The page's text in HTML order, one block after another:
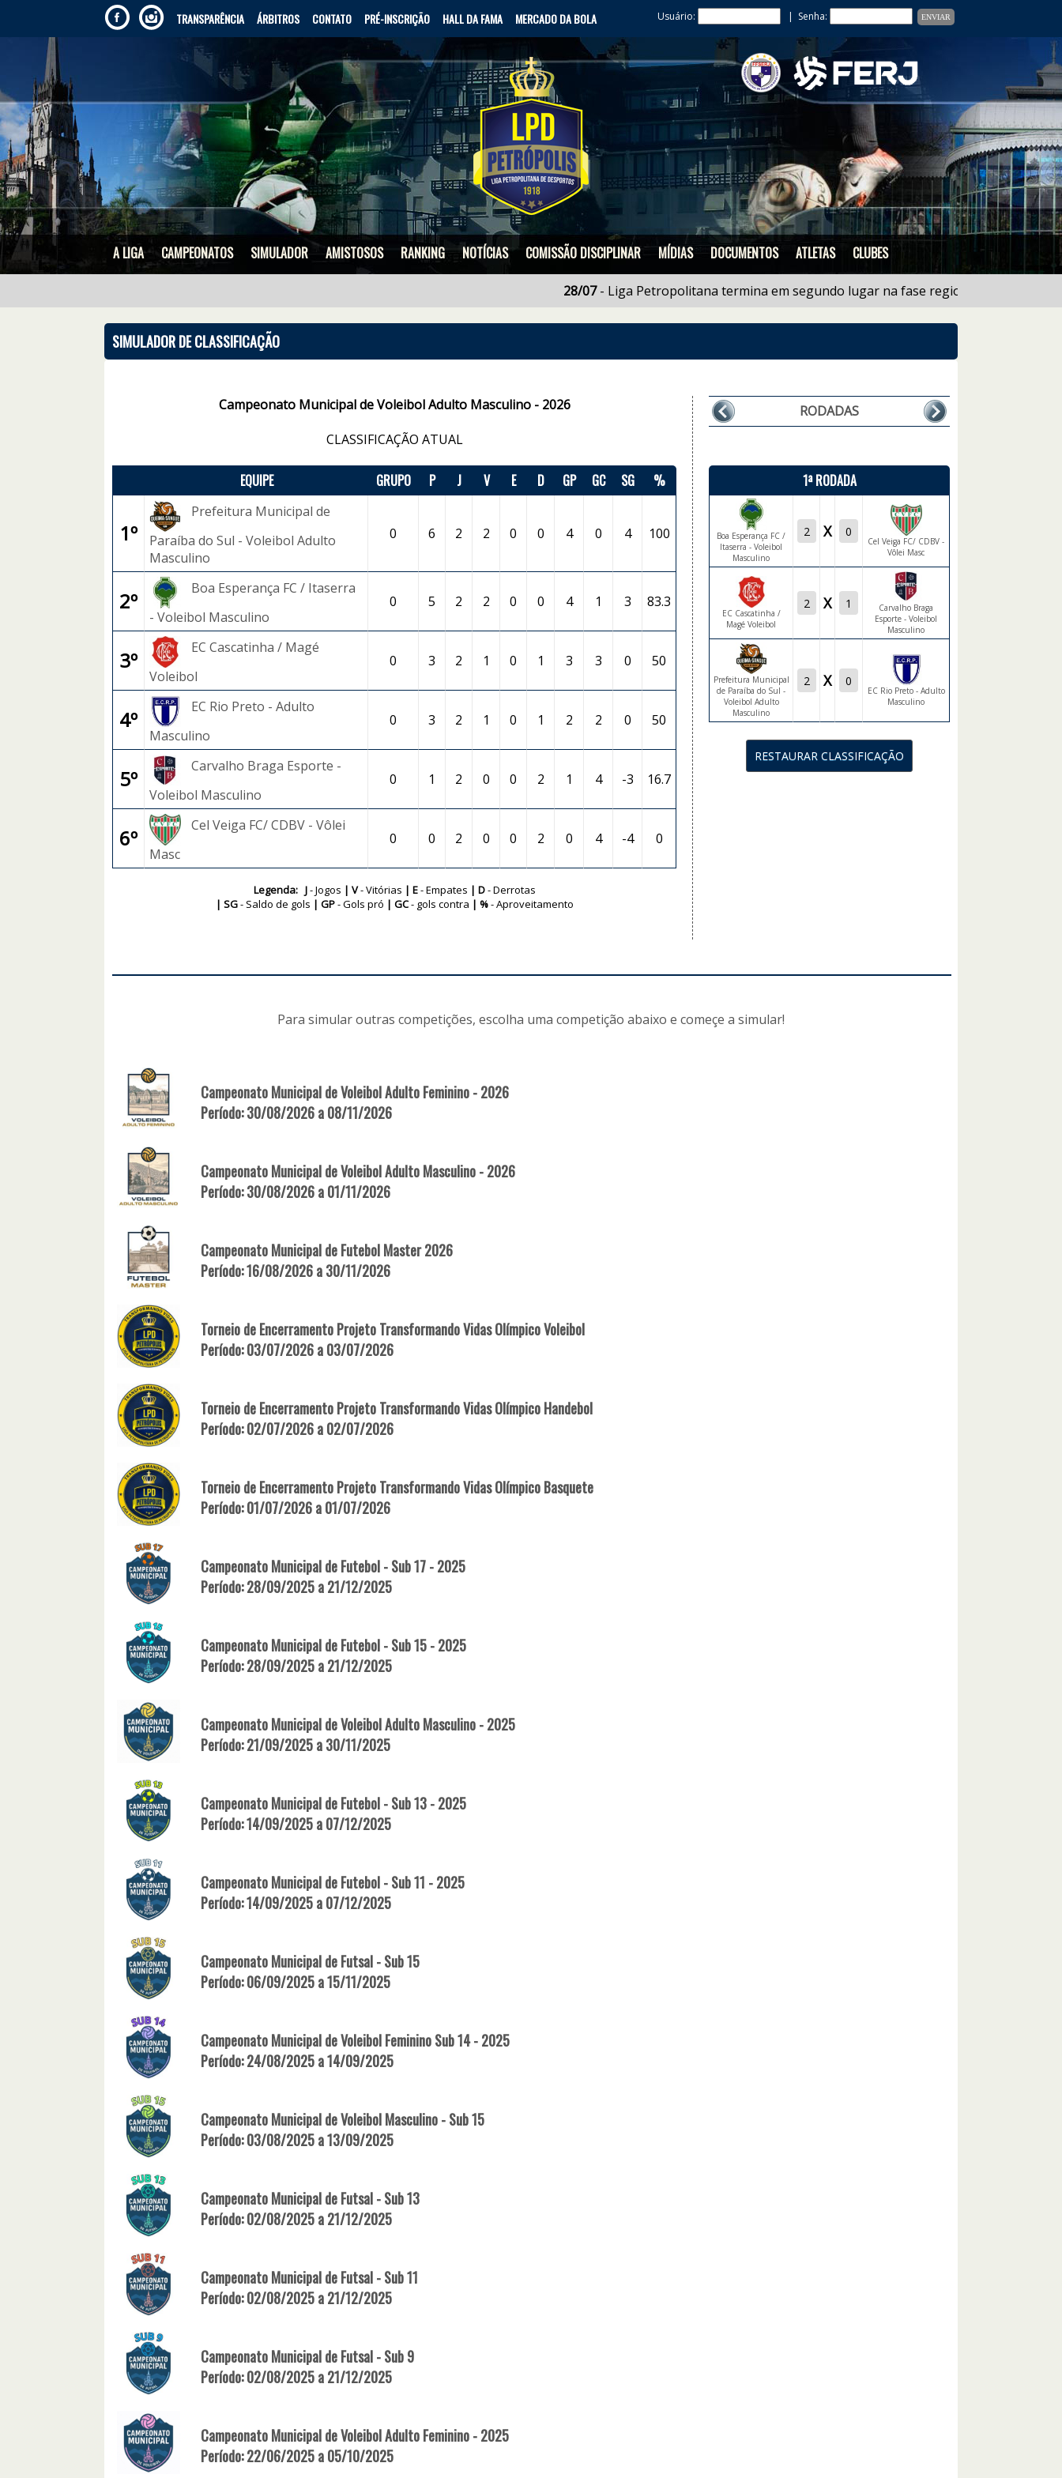
TRANSPARÊNCIA ÁRBITROS CONTATO PRÉ-INSCRIÇÃO HALL DA FAMA MERCADO DA BOLA Usuário: | Senha:
A LIGA CAMPEONATOS SIMULADOR AMISTOSOS RANKING NOTÍCIAS COMISSÃO DISCIPLINAR MÍDIAS DOCUMENTOS ATLETAS CLUBES
- Liga Petropolitana termina em segundo lugar na fase regional do estadual de
SIMULADOR DE CLASSIFICAÇÃO
Campeonato Municipal de Voleibol Adulto Masculino - 2026
CLASSIFICAÇÃO ATUAL
EQUIPE GRUPO P J V E D GP GC SG %
1º
Prefeitura Municipal de
Paraíba do Sul - Voleibol Adulto
Masculino
0 6 2 2 0 0 4 0 4 100
2º
Boa Esperança FC / Itaserra
- Voleibol Masculino
0 5 2 2 0 0 4 1 3 83.3
3º
EC Cascatinha / Magé
Voleibol
0 3 2 1 0 1 3 3 0 50
4º
EC Rio Preto - Adulto
Masculino
0 3 2 1 0 1 2 2 0 50
5º
Carvalho Braga Esporte -
Voleibol Masculino
0 1 2 0 0 2 1 4 -3 16.7
6º
Cel Veiga FC/ CDBV - Vôlei
Masc
0 0 2 0 0 2 0 4 -4 0
Legenda: J- Jogos | V- Vitórias | E- Empates | D- Derrotas
| SG- Saldo de gols | GP- Gols pró | GC- gols contra | %- Aproveitamento
RODADAS
1ª RODADA
Boa Esperança FC /
Itaserra - Voleibol
Masculino
X
Cel Veiga FC/ CDBV -
Vôlei Masc
EC Cascatinha /
Magé Voleibol
X
Carvalho Braga
Esporte - Voleibol
Masculino
Prefeitura Municipal
de Paraíba do Sul -
Voleibol Adulto
Masculino
X
EC Rio Preto - Adulto
Masculino
Para simular outras competições, escolha uma competição abaixo e começe a simular!
Campeonato Municipal de Voleibol Adulto Feminino - 2026
Período: 30/08/2026 a 08/11/2026
Campeonato Municipal de Voleibol Adulto Masculino - 2026
Período: 30/08/2026 a 01/11/2026
Campeonato Municipal de Futebol Master 2026
Período: 16/08/2026 a 30/11/2026
Torneio de Encerramento Projeto Transformando Vidas Olímpico Voleibol
Período: 03/07/2026 a 03/07/2026
Torneio de Encerramento Projeto Transformando Vidas Olímpico Handebol
Período: 02/07/2026 a 02/07/2026
Torneio de Encerramento Projeto Transformando Vidas Olímpico Basquete
Período: 01/07/2026 a 01/07/2026
Campeonato Municipal de Futebol - Sub 17 - 2025
Período: 28/09/2025 a 21/12/2025
Campeonato Municipal de Futebol - Sub 15 - 2025
Período: 28/09/2025 a 21/12/2025
Campeonato Municipal de Voleibol Adulto Masculino - 2025
Período: 21/09/2025 a 30/11/2025
Campeonato Municipal de Futebol - Sub 13 - 2025
Período: 14/09/2025 a 07/12/2025
Campeonato Municipal de Futebol - Sub 11 - 2025
Período: 14/09/2025 a 07/12/2025
Campeonato Municipal de Futsal - Sub 15
Período: 06/09/2025 a 15/11/2025
Campeonato Municipal de Voleibol Feminino Sub 14 - 2025
Período: 24/08/2025 a 14/09/2025
Campeonato Municipal de Voleibol Masculino - Sub 15
Período: 03/08/2025 a 13/09/2025
Campeonato Municipal de Futsal - Sub 13
Período: 02/08/2025 a 21/12/2025
Campeonato Municipal de Futsal - Sub 11
Período: 02/08/2025 a 21/12/2025
Campeonato Municipal de Futsal - Sub 9
Período: 02/08/2025 a 21/12/2025
Campeonato Municipal de Voleibol Adulto Feminino - 2025
Período: 22/06/2025 a 05/10/2025